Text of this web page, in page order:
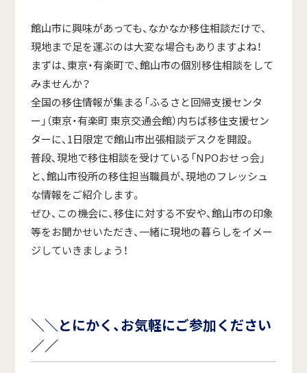
館山市に興味があっても、なかなか移住相談だけで、
現地まで足を運ぶのは大変な場合もありますよね！
まずは、東京・有楽町で、館山市の個別移住相談をして
みませんか？
全国の移住情報が集まる「ふるさと回帰支援センタ
ー」（東京・有楽町 東京交通会館）内ちば移住支援セン
ターに、1日限定で館山市出張相談デスクを開設。
普段、現地で移住相談を受けている「NPOおせっ会」
と、館山市役所の移住担当職員が、現地のフレッシュ
な情報をご紹介します。
ぜひ、この機会に、移住に対する不安や、館山市の印象
等をお聞かせいただき、一緒に現地の暮らしをイメー
ジしていきましょう！
＼＼とにかく、お気軽にご参加ください
／／